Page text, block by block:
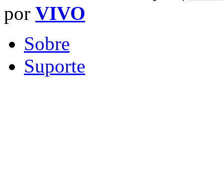
por VIVO
Sobre
Suporte